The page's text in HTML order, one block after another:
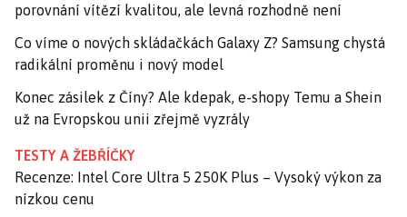
porovnání vítězí kvalitou, ale levná rozhodně není
Co víme o nových skládačkách Galaxy Z? Samsung chystá
radikální proměnu i nový model
Konec zásilek z Číny? Ale kdepak, e-shopy Temu a Shein
už na Evropskou unii zřejmě vyzrály
TESTY A ŽEBŘÍČKY
Recenze: Intel Core Ultra 5 250K Plus – Vysoký výkon za
nízkou cenu